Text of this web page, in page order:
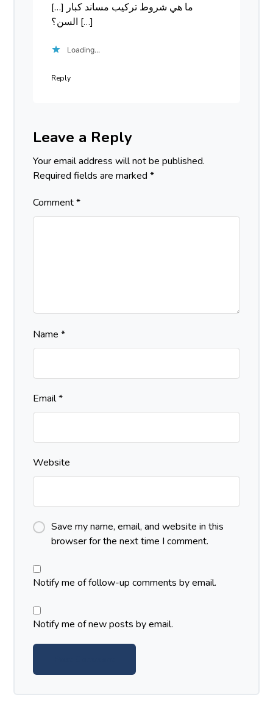
[…] ما هي شروط تركيب مساند كبار
السن؟ […]
Loading...
Reply
Leave a Reply
Your email address will not be published.
Required fields are marked*
Comment*
Name*
Email*
Website
Save my name, email, and website in this
browser for the next time I comment.
Notify me of follow-up comments by email.
Notify me of new posts by email.